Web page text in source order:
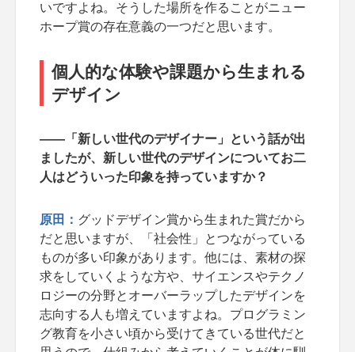
いですよね。そうした場所を作ることがニュー
ホープ賞の存在意義の一つだと思います。
個人的な体験や課題から生まれる
デザイン
――「新しい世代のデザイナー」という話が出
ましたが、新しい世代のデザインについてお二
人はどういった印象を持っていますか？
原田： グッドデザイン賞から生まれた賞だから
だと思いますが、「社会性」とつながっている
ものが多い印象があります。他には、素材の探
求をしていくような方や、サイエンスやテクノ
ロジーの分野とオーバーラップしたデザインを
志向する人も増えていますよね。プログラミン
グ教育を小さい頃から受けてきている世代だと